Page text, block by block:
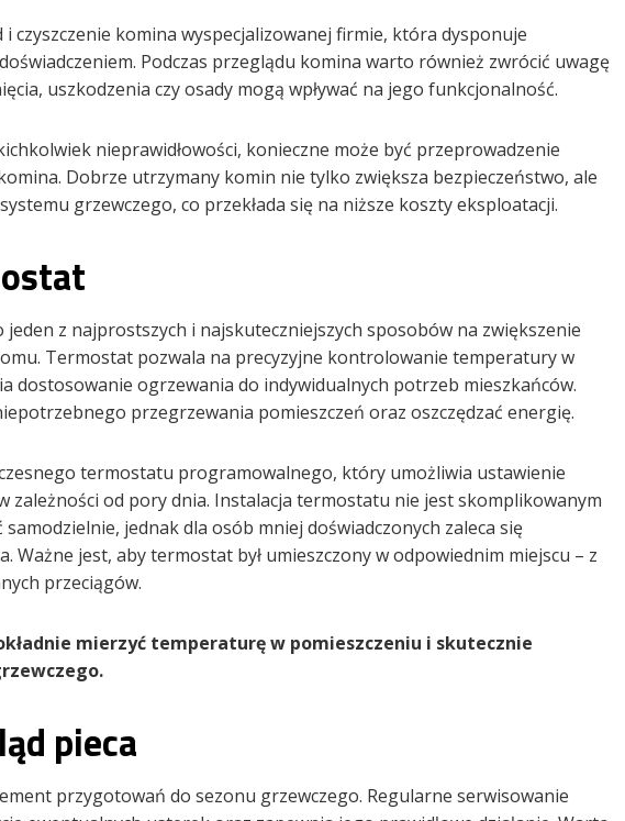
czyszczenie komina wyspecjalizowanej firmie, która dysponuje
Podczas przeglądu komina warto również zwrócić uwagę
uszkodzenia czy osady mogą wpływać na jego funkcjonalność.
nieprawidłowości, konieczne może być przeprowadzenie
Dobrze utrzymany komin nie tylko zwiększa bezpieczeństwo, ale
grzewczego, co przekłada się na niższe koszty eksploatacji.
z najprostszych i najskuteczniejszych sposobów na zwiększenie
Termostat pozwala na precyzyjne kontrolowanie temperatury w
dostosowanie ogrzewania do indywidualnych potrzeb mieszkańców.
przegrzewania pomieszczeń oraz oszczędzać energię.
termostatu programowalnego, który umożliwia ustawienie
zależności od pory dnia. Instalacja termostatu nie jest skomplikowanym
jednak dla osób mniej doświadczonych zaleca się
Ważne jest, aby termostat był umieszczony w odpowiednim miejscu – z
przeciągów.
mierzyć temperaturę w pomieszczeniu i skutecznie
pieca
przygotowań do sezonu grzewczego. Regularne serwisowanie